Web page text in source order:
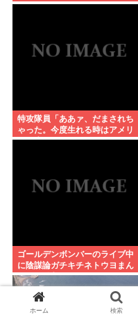
特攻隊員「ああァ、だまされち
ゃった。今度生れる時はアメリ
カへ生れるぞ」
ゴールデンボンバーのライブ中
に陰謀論ガチキチネトウヨまん
さんが乱入www
ホーム 検索